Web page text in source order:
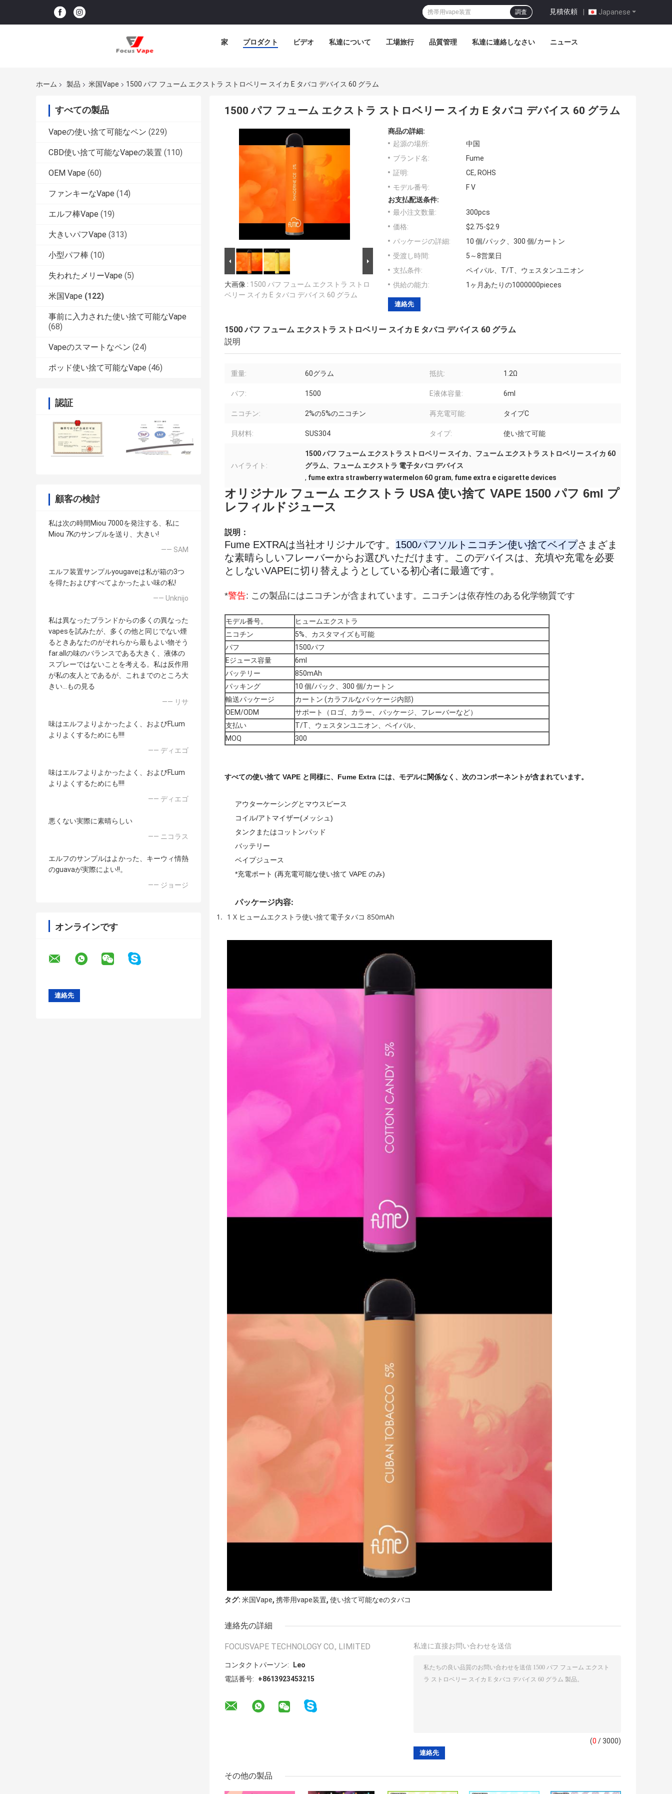
Japanese
見積依頼 |
調査
家 プロダクト ビデオ 私達について 工場旅行 品質管理 私達に連絡しなさい ニュース
ホーム 製品 米国Vape 1500 パフ フューム エクストラ ストロベリー スイカ E タバコ デバイス 60 グラム
すべての製品
Vapeの使い捨て可能なペン (229)
CBD使い捨て可能なVapeの装置 (110)
OEM Vape (60)
ファンキーなVape (14)
エルフ棒Vape (19)
大きいパフVape (313)
小型パフ棒 (10)
失われたメリーVape (5)
米国Vape (122)
事前に入力された使い捨て可能なVape
(68)
Vapeのスマートなペン (24)
ポッド使い捨て可能なVape (46)
認証
顧客の検討
私は次の時間Miou 7000を発注する、私に
Miou 7Kのサンプルを送り、大きい!
—— SAM
エルフ装置サンプルyougaveは私が箱の3つ
を得たおよびすべてよかったよい味の私!
—— Unknijo
私は異なったブランドからの多くの異なった
vapesを試みたが、多くの他と同じでない煙
るときあなたのがそれらから最もよい物そう
far.allの味のバランスである大きく、液体の
スプレーではないことを考える。私は反作用
が私の友人とであるが、これまでのところ大
きい…もの見る
—— リサ
味はエルフよりよかったよく、およびFLum
よりよくするためにも!!!!
—— ディエゴ
味はエルフよりよかったよく、およびFLum
よりよくするためにも!!!!
—— ディエゴ
悪くない実際に素晴らしい
—— ニコラス
エルフのサンプルはよかった、キーウィ情熱
のguavaが実際によい!!。
—— ジョージ
オンラインです
1500 パフ フューム エクストラ ストロベリー スイカ E タバコ デバイス 60 グラム
大画像 : 1500 パフ フューム エクストラ ストロ
ベリー スイカ E タバコ デバイス 60 グラム
商品の詳細:
起源の場所:
中国
ブランド名:
Fume
証明:
CE, ROHS
モデル番号:
F V
お支払配送条件:
最小注文数量:
300pcs
価格:
$2.75-$2.9
パッケージの詳細:
10 個/パック、300 個/カートン
受渡し時間:
5～8営業日
支払条件:
ペイパル、T/T、ウェスタンユニオン
供給の能力:
1ヶ月あたりの1000000pieces
連絡先
1500 パフ フューム エクストラ ストロベリー スイカ E タバコ デバイス 60 グラム
説明
重量: 60グラム 抵抗: 1.2Ω
パフ: 1500 E液体容量: 6ml
ニコチン: 2%の5%のニコチン 再充電可能: タイプC
貝材料: SUS304 タイプ: 使い捨て可能
ハイライト:
1500 パフ フューム エクストラ ストロベリー スイカ、フューム エクストラ ストロベリー スイカ 60
グラム、フューム エクストラ 電子タバコ デバイス
, fume extra strawberry watermelon 60 gram, fume extra e cigarette devices
オリジナル フューム エクストラ USA 使い捨て VAPE 1500 パフ 6ml プ
レフィルドジュース
説明：
Fume EXTRAは当社オリジナルです。 1500パフソルトニコチン使い捨てベイプさまざま
な素晴らしいフレーバーからお選びいただけます。このデバイスは、充填や充電を必要
としないVAPEに切り替えようとしている初心者に最適です。
*警告: この製品にはニコチンが含まれています。ニコチンは依存性のある化学物質です
モデル番号。
ヒュームエクストラ
ニコチン
5%、カスタマイズも可能
パフ
1500パフ
Eジュース容量
6ml
バッテリー
850mAh
パッキング
10 個/パック、300 個/カートン
輸送パッケージ
カートン (カラフルなパッケージ内部)
OEM/ODM
サポート（ロゴ、カラー、パッケージ、フレーバーなど）
支払い
T/T、ウェスタンユニオン、ペイパル、
MOQ
300
すべての使い捨て VAPE と同様に、Fume Extra には、モデルに関係なく、次のコンポーネントが含まれています。
アウターケーシングとマウスピース
コイル/アトマイザー(メッシュ)
タンクまたはコットンパッド
バッテリー
ベイプジュース
*充電ポート (再充電可能な使い捨て VAPE のみ)
パッケージ内容:
1 X ヒュームエクストラ使い捨て電子タバコ 850mAh
タグ: 米国Vape, 携帯用vape装置, 使い捨て可能なeのタバコ
連絡先の詳細
FOCUSVAPE TECHNOLOGY CO., LIMITED
コンタクトパーソン:
Leo
電話番号:
+8613923453215
私達に直接お問い合わせを送信
(0 / 3000)
その他の製品